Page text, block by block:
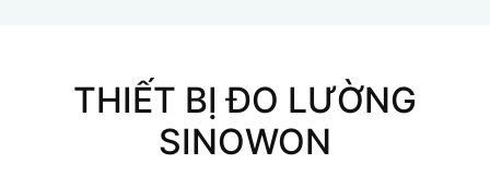
THIẾT BỊ ĐO LƯỜNG
SINOWON